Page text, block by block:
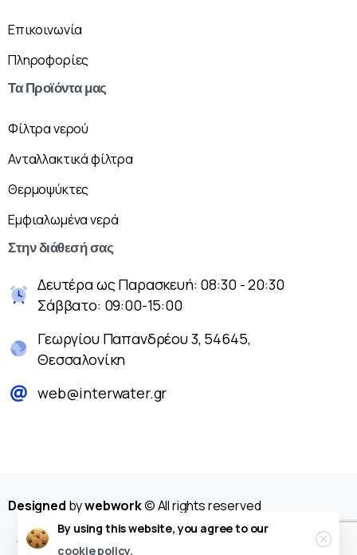
Επικοινωνία
Πληροφορίες
Τα Προϊόνταμας
Φίλτρα νερού
Ανταλλακτικά φίλτρα
Θερμοψύκτες
Εμφιαλωμένα νερά
Στηνδιάθεσήσας
Δευτέρα ως Παρασκευή: 08:30 - 20:30
Σάββατο: 09:00-15:00
Γεωργίου Παπανδρέου 3, 54645,
Θεσσαλονίκη
web@interwater.gr
Designed bywebwork© All rights reserved
By using this website, you agree to our
cookie policy.